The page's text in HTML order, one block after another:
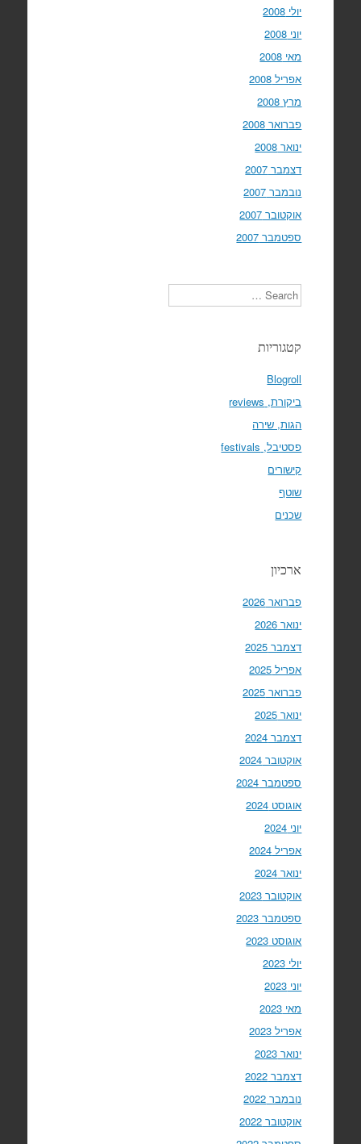
יולי 2008
יוני 2008
מאי 2008
אפריל 2008
מרץ 2008
פברואר 2008
ינואר 2008
דצמבר 2007
נובמבר 2007
אוקטובר 2007
ספטמבר 2007
Search
קטגוריות
Blogroll
ביקורת, reviews
הגות, שירה
פסטיבל, festivals
קישורים
שוטף
שכנים
ארכיון
פברואר 2026
ינואר 2026
דצמבר 2025
אפריל 2025
פברואר 2025
ינואר 2025
דצמבר 2024
אוקטובר 2024
ספטמבר 2024
אוגוסט 2024
יוני 2024
אפריל 2024
ינואר 2024
אוקטובר 2023
ספטמבר 2023
אוגוסט 2023
יולי 2023
יוני 2023
מאי 2023
אפריל 2023
ינואר 2023
דצמבר 2022
נובמבר 2022
אוקטובר 2022